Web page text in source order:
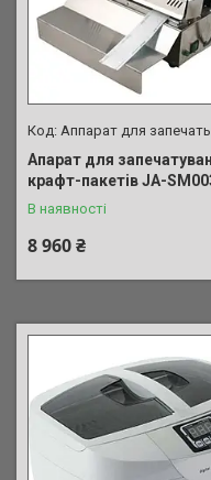
Аппарат для
Апарат для
крафт-пакетів JA-
В наявності
8 960 ₴